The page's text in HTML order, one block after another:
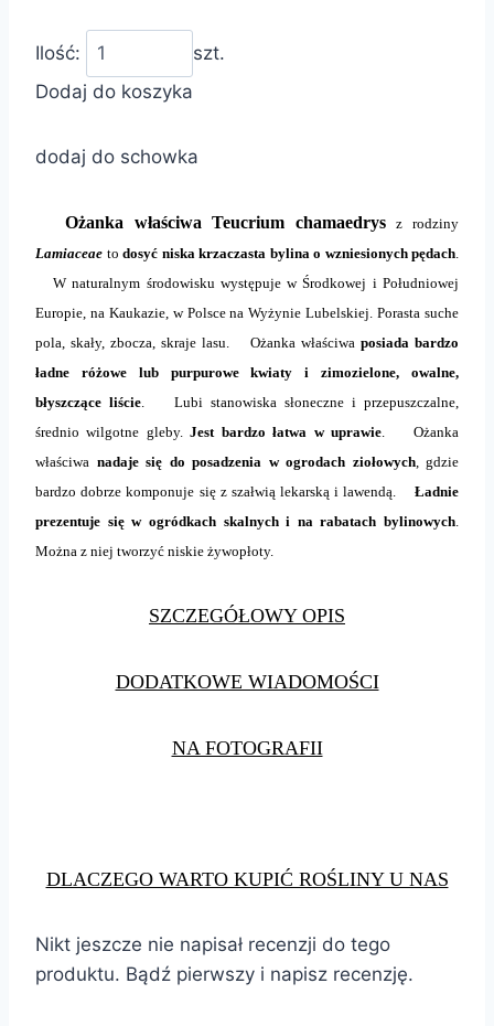
Ilość:
szt.
Dodaj do koszyka
dodaj do schowka
Ożanka właściwa Teucrium chamaedrys z rodziny
Lamiaceae to dosyć niska krzaczasta bylina o wzniesionych pędach
W naturalnym środowisku występuje w Środkowej i Południowej
Europie, na Kaukazie, w Polsce na Wyżynie Lubelskiej. Porasta suche
pola, skały, zbocza, skraje lasu. Ożanka właściwaposiada bardzo
ładne różowe lub purpurowe kwiaty i zimozielone, owalne,
błyszczące liście. Lubi stanowiska słoneczne i przepuszczalne,
średnio wilgotne gleby.Jest bardzo łatwa w uprawie . Ożanka
właściwa nadaje się do posadzenia w ogrodach ziołowych, gdzie
bardzo dobrze komponuje się z szałwią lekarską i lawendą. Ładnie
prezentuje się w ogródkach skalnych i na rabatach bylinowych
Można z niej tworzyć niskie żywopłoty.
SZCZEGÓŁOWY OPIS
DODATKOWE WIADOMOŚCI
NA FOTOGRAFII
DLACZEGO WARTO KUPIĆ ROŚLINY U NAS
Nikt jeszcze nie napisał recenzji do tego
produktu. Bądź pierwszy i napisz recenzję.